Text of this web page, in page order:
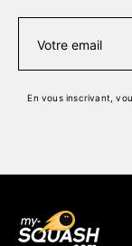
Votre email
En vous inscrivant,